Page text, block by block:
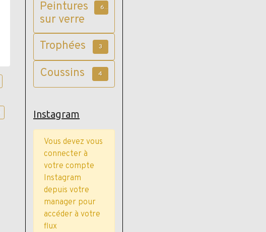
vieux bois
Peintures
sur verre
6
Trophées 3
Coussins 4
Instagram
Vous devez vous
connecter à
votre compte
Instagram
depuis votre
manager pour
accéder à votre
flux